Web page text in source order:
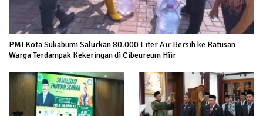
PMI Kota Sukabumi Salurkan 80.000 Liter Air Bersih ke Ratusan
Warga Terdampak Kekeringan di Cibeureum Hiir